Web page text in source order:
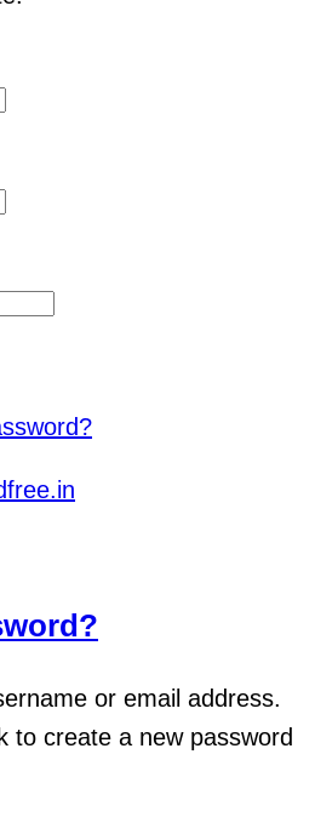
or email address.
to create a new password